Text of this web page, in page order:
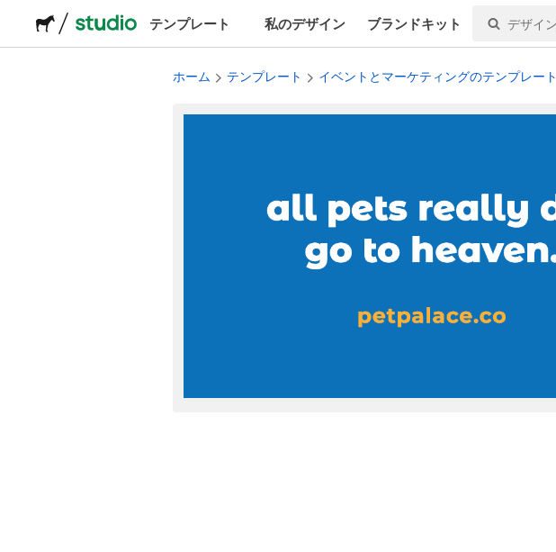
テンプレート
梱包材
イベントとマーケティング
私のデザイン ブランドキット
ホーム テンプレート イベントとマーケティングのテンプレート